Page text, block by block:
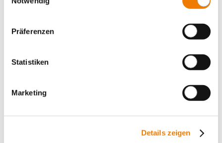
Präferenzen
Statistiken
Marketing
Details zeigen
Zylindr. Sicherungseinsatz 10 A
Mehr